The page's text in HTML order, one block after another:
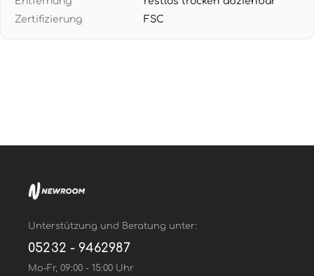
zeitsparend beim Tapezieren
Zertifizierung
FSC
Unterstützung und Beratung unter:
05232 - 9462987
Mo-Fr, 09:00 - 15:00 Uhr